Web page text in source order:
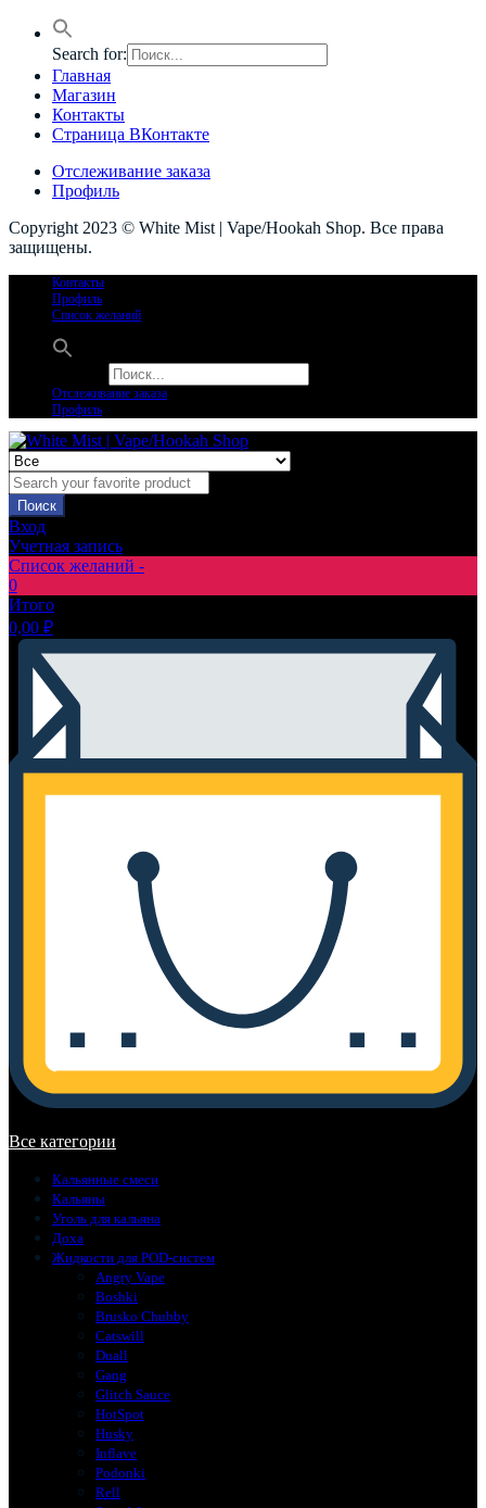
Search for:
Главная
Магазин
Контакты
Страница ВКонтакте
Отслеживание заказа
Профиль
Copyright 2023 © White Mist | Vape/Hookah Shop. Все права
защищены.
Контакты
Профиль
Список желаний
Отслеживание заказа
Профиль
Поиск
Вход
Учетная запись
Список желаний -
0
Итого
0,00 ₽
Все категории
Кальянные смеси
Кальяны
Уголь для кальяна
Доха
Жидкости для POD-систем
Angry Vape
Boshki
Brusko Chubby
Catswill
Duall
Gang
Glitch Sauce
HotSpot
Husky
Inflave
Podonki
Rell